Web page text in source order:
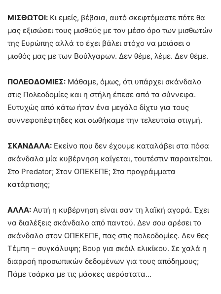
ΜΙΣΘΩΤΟΙ: Κι εμείς, βέβαια, αυτό σκεφτόμαστε πότε θα
μας εξισώσει τους μισθούς με τον μέσο όρο των μισθωτών
της Ευρώπης αλλά το έχει βάλει στόχο να μοιάσει ο
μισθός μας με των Βούλγαρων. Δεν θέμε, λέμε. Δεν θέμε.
ΠΟΛΕΟΔΟΜΙΕΣ: Μάθαμε, όμως, ότι υπάρχει σκάνδαλο
στις Πολεοδομίες και η στήλη έπεσε από τα σύννεφα.
Ευτυχώς από κάτω ήταν ένα μεγάλο δίχτυ για τους
συννεφοπέφτηδες και σωθήκαμε την τελευταία στιγμή.
ΣΚΑΝΔΑΛΑ: Εκείνο που δεν έχουμε καταλάβει στα πόσα
σκάνδαλα μία κυβέρνηση καίγεται, τουτέστιν παραιτείται.
Στο Predator; Στον ΟΠΕΚΕΠΕ; Στα προγράμματα
κατάρτισης;
ΑΛΛΑ: Αυτή η κυβέρνηση είναι σαν τη λαϊκή αγορά. Έχει
να διαλέξεις σκάνδαλο από παντού. Δεν σου αρέσει το
σκάνδαλο στον ΟΠΕΚΕΠΕ, πας στις πολεοδομίες. Δεν θες
Τέμπη – συγκάλυψη; Βουρ για σκόιλ ελικίκου. Σε χαλά η
διαρροή προσωπικών δεδομένων για τους απόδημους;
Πάμε τσάρκα με τις μάσκες αερόστατα…